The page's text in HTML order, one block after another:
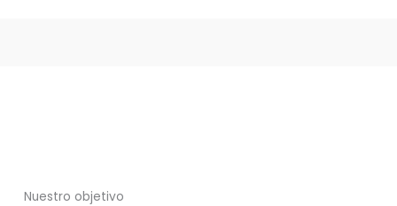
Nuestro objetivo